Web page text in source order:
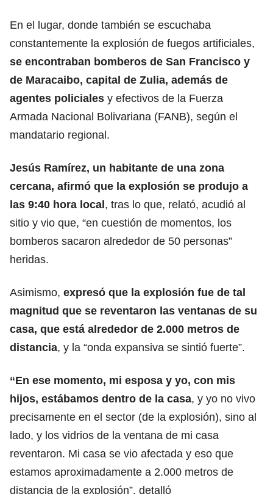
En el lugar, donde también se escuchaba
constantemente la explosión de fuegos artificiales,
se encontraban bomberos de San Francisco y
de Maracaibo, capital de Zulia, además de
agentes policiales y efectivos de la Fuerza
Armada Nacional Bolivariana (FANB), según el
mandatario regional.
Jesús Ramírez, un habitante de una zona
cercana, afirmó que la explosión se produjo a
las 9:40 hora local, tras lo que, relató, acudió al
sitio y vio que, “en cuestión de momentos, los
bomberos sacaron alrededor de 50 personas”
heridas.
Asimismo, expresó que la explosión fue de tal
magnitud que se reventaron las ventanas de su
casa, que está alrededor de 2.000 metros de
distancia, y la “onda expansiva se sintió fuerte”.
“En ese momento, mi esposa y yo, con mis
hijos, estábamos dentro de la casa, y yo no vivo
precisamente en el sector (de la explosión), sino al
lado, y los vidrios de la ventana de mi casa
reventaron. Mi casa se vio afectada y eso que
estamos aproximadamente a 2.000 metros de
distancia de la explosión”, detalló